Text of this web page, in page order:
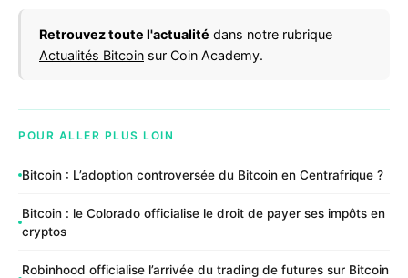
Retrouvez toute l'actualité dans notre rubrique
Actualités Bitcoin sur Coin Academy.
POUR ALLER PLUS LOIN
Bitcoin : L’adoption controversée du Bitcoin en Centrafrique ?
Bitcoin : le Colorado officialise le droit de payer ses impôts en
cryptos
Robinhood officialise l’arrivée du trading de futures sur Bitcoin